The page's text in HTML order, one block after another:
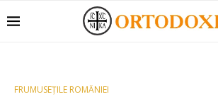
FRUMUSEȚILE ROMÂNIEI